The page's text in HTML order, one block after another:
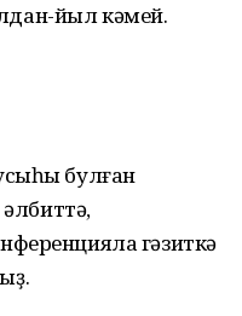
йыл кәмей.
булған
әлбиттә,
гәзиткә